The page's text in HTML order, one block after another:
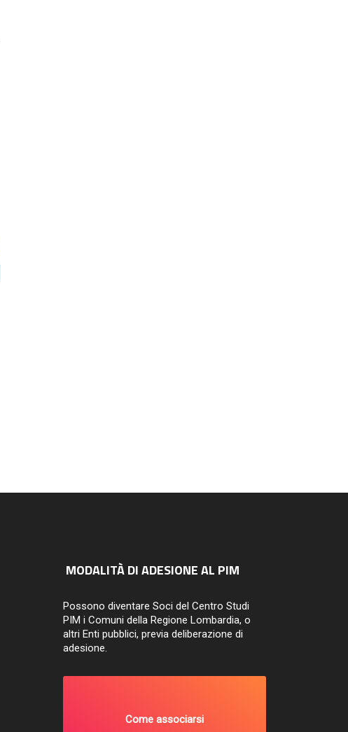
MODALITÀ DI ADESIONE AL PIM
Possono diventare Soci del Centro Studi
PIM i Comuni della Regione Lombardia, o
altri Enti pubblici, previa deliberazione di
adesione.
Come associarsi